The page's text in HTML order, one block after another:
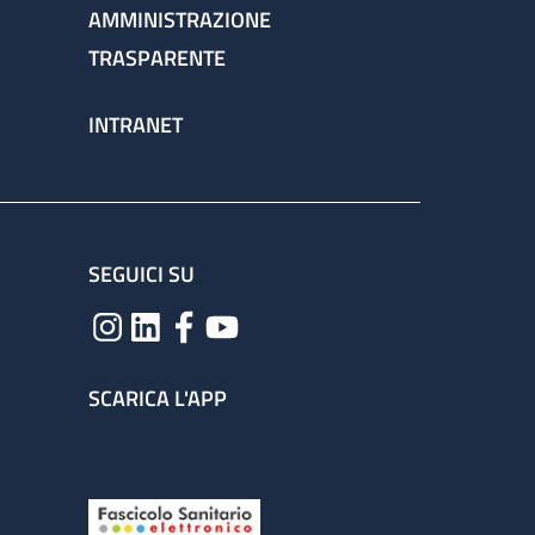
AMMINISTRAZIONE
TRASPARENTE
INTRANET
SEGUICI SU
SCARICA L'APP